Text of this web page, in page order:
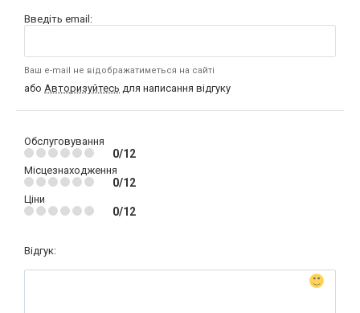
Введіть email:
Ваш e-mail не відображатиметься на сайті
або Авторизуйтесь для написання відгуку
Обслуговування
0/12
Місцезнаходження
0/12
Ціни
0/12
Відгук: